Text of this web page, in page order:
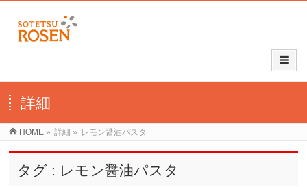
詳細
HOME » 詳細 » レモン醤油パスタ
タグ : レモン醤油パスタ